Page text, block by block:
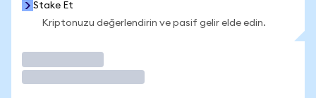
Stake Et
Kriptonuzu değerlendirin ve pasif gelir elde edin.